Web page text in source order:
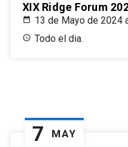
XIX Ridge Forum
13 de Mayo de 2024
Todo el dia.
7 MAY